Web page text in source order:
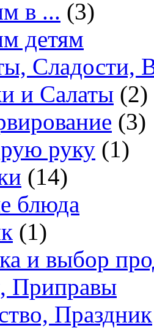
в ... (3)
детям
Сладости,
и Салаты (2)
(3)
руку (1)
(14)
блюда
(1)
и выбор
Приправы
Праздник